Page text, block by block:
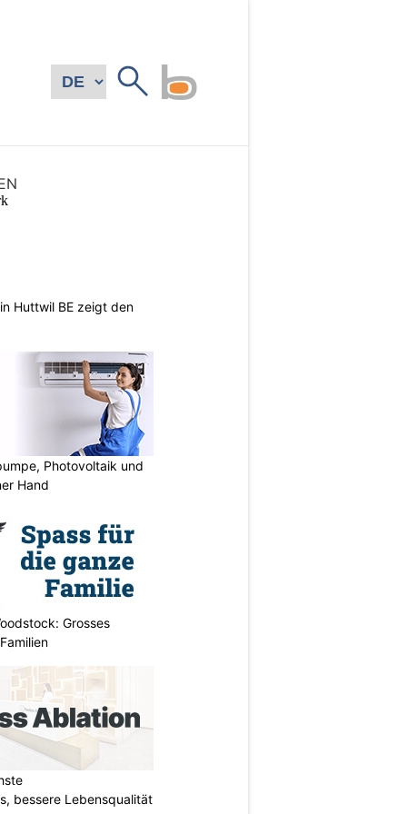
Huttwil BE zeigt den
Photovoltaik und
Hand
Grosses
bessere Lebensqualität